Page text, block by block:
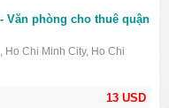
13 USD
Văn phòng cho thuê quận
Chi Minh City, Ho Chi